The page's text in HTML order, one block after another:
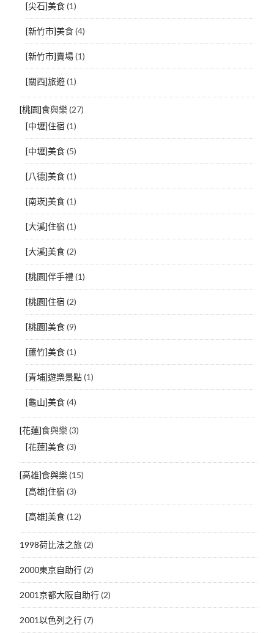
[尖石]美食(1)
[新竹市]美食(4)
[新竹市]賣場(1)
[關西]旅遊(1)
[桃園]食與樂(27)
[中壢]住宿 (1)
[中壢]美食(5)
[八德]美食(1)
[南崁]美食(1)
[大溪]住宿 (1)
[大溪]美食(2)
[桃園]伴手禮(1)
[桃園]住宿 (2)
[桃園]美食(9)
[蘆竹]美食(1)
[青埔]遊樂景點(1)
[龜山]美食(4)
[花蓮]食與樂(3)
[花蓮]美食(3)
[高雄]食與樂(15)
[高雄]住宿 (3)
[高雄]美食(12)
1998荷比法之旅(2)
2000東京自助行(2)
2001京都大阪自助行(2)
2001以色列之行(7)